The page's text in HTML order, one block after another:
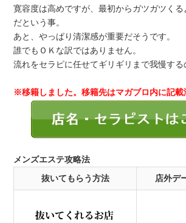
寛容度は高めですが、最初からガツガツく
だという事。
あと、やっぱり清潔感が重要だそうです。
誰でもＯＫな訳ではありません。
流れをセラピに任せてギリギリまで我慢する
※移籍しました。移籍先はマガブロ内に記載
メンズエステ攻略法
抜いてもらう方法
店外デ